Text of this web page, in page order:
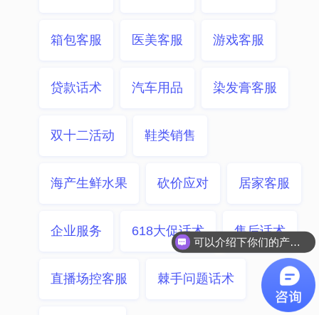
箱包客服 医美客服 游戏客服
贷款话术 汽车用品 染发膏客服
双十二活动 鞋类销售
海产生鲜水果 砍价应对 居家客服
企业服务 618大促话术 售后话术
直播场控客服 棘手问题话术
可以介绍下你们的产品么？